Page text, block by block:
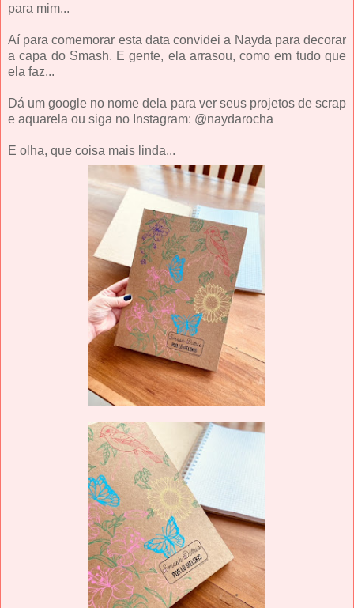
para mim...
Aí para comemorar esta data convidei a Nayda para decorar
a capa do Smash. E gente, ela arrasou, como em tudo que
ela faz...
Dá um google no nome dela para ver seus projetos de scrap
e aquarela ou siga no Instagram: @naydarocha
E olha, que coisa mais linda...